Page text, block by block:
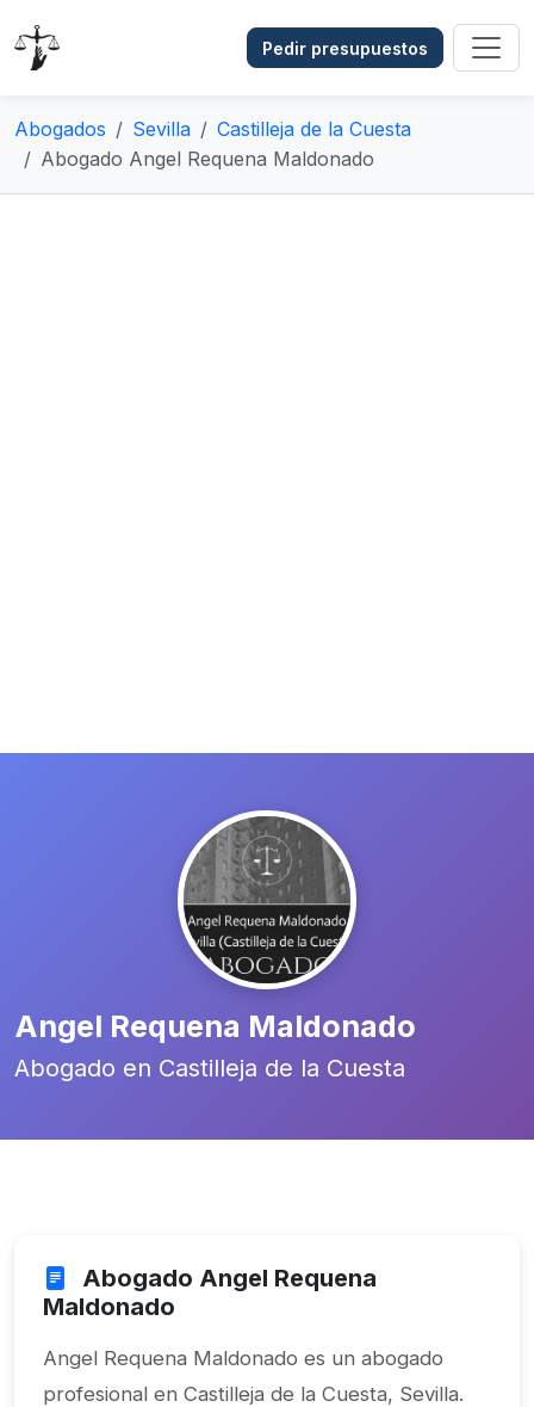
Pedir presupuestos
Abogados Sevilla
Castilleja de la Cuesta
Abogado Angel Requena Maldonado
Angel Requena Maldonado
Abogado en Castilleja de la Cuesta
Abogado Angel Requena
Maldonado
Angel Requena Maldonado es un abogado
profesional en Castilleja de la Cuesta, Sevilla.